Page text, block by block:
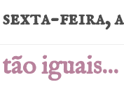
sexta-feira,
tão